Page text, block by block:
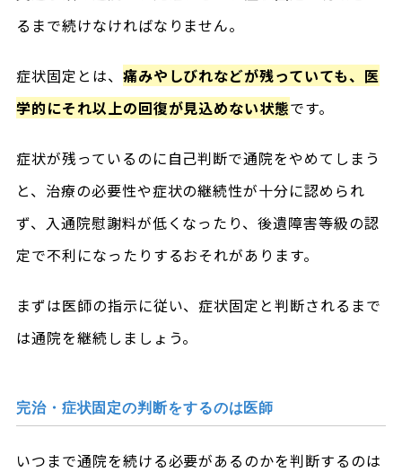
るまで続けなければなりません。
症状固定とは、 痛みやしびれなどが残っていても、医
学的にそれ以上の回復が見込めない状態です。
症状が残っているのに自己判断で通院をやめてしまう
と、治療の必要性や症状の継続性が十分に認められ
ず、入通院慰謝料が低くなったり、後遺障害等級の認
定で不利になったりするおそれがあります。
まずは医師の指示に従い、症状固定と判断されるまで
は通院を継続しましょう。
完治・症状固定の判断をするのは医師
いつまで通院を続ける必要があるのかを判断するのは